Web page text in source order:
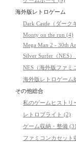
海外版レトロゲーム
Dark Castle（ダーク
Monty on the run (4)
Mega Man 2 - 30th
Silver Surfer（NES）
NES（海外版ファミ
海外版レトロゲーム
その他総合
私のゲームヒストリ
レトロブライト (2)
ゲーム収納・整備
ファミコンカセット